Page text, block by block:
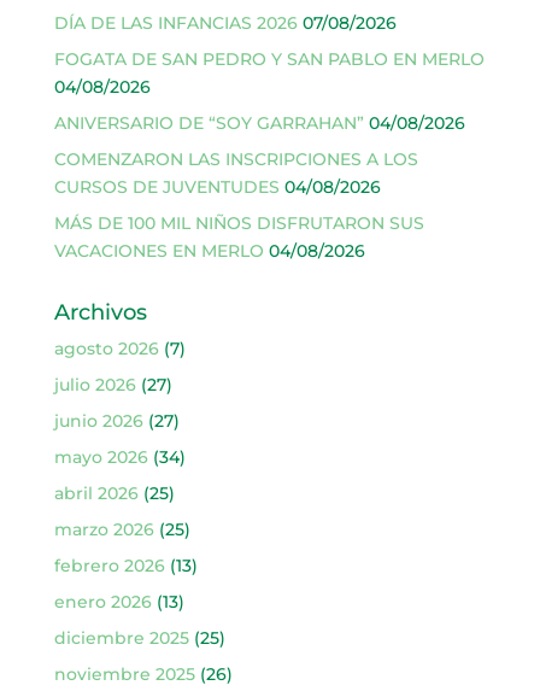
DÍA DE LAS INFANCIAS 2026 07/08/2026
FOGATA DE SAN PEDRO Y SAN PABLO EN MERLO
04/08/2026
ANIVERSARIO DE “SOY GARRAHAN” 04/08/2026
COMENZARON LAS INSCRIPCIONES A LOS
CURSOS DE JUVENTUDES 04/08/2026
MÁS DE 100 MIL NIÑOS DISFRUTARON SUS
VACACIONES EN MERLO 04/08/2026
Archivos
agosto 2026(7)
julio 2026(27)
junio 2026(27)
mayo 2026(34)
abril 2026(25)
marzo 2026(25)
febrero 2026(13)
enero 2026(13)
diciembre 2025(25)
noviembre 2025(26)